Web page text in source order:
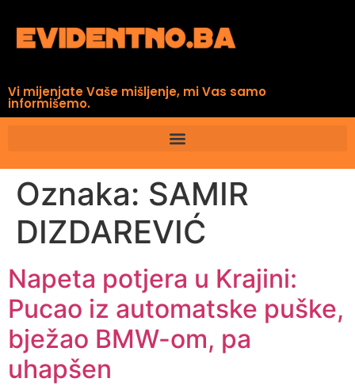
Vi mijenjate Vaše mišljenje, mi Vas samo
informišemo.
Oznaka: SAMIR
DIZDAREVIĆ
Napeta potjera u Krajini:
Pucao iz automatske puške,
bježao BMW-om, pa
uhapšen